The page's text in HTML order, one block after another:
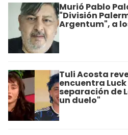
Murió Pablo
"División
Argentum", a
Tuli Acosta
encuentra Luck
separación de
un duelo"